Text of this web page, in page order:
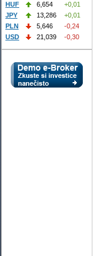
HUF
6,654
+0,01
JPY
13,286
+0,01
PLN
5,646
-0,24
USD
21,039 -0,30